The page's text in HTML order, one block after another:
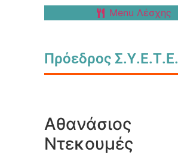
Menu Λέσχης
Πρόεδρος Σ.Υ.Ε.Τ.Ε.
Αθανάσιος
Ντεκουμές